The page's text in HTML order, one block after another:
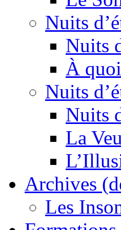
Nuits
Nuits
À
Nuits
Nuits
La
Archives
Les